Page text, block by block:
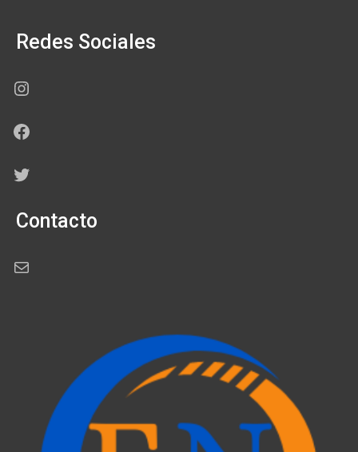
Redes Sociales
Instagram
Facebook
Twitter
Contacto
Correo electrónico